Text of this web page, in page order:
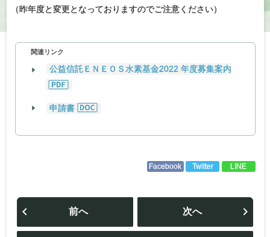
（昨年度と変更となっておりますのでご注意ください）
関連リンク
公益信託ＥＮＥＯＳ水素基金2022 年度募集案内
申請書
Facebook Twitter LINE
投
ビ
前へ 次へ